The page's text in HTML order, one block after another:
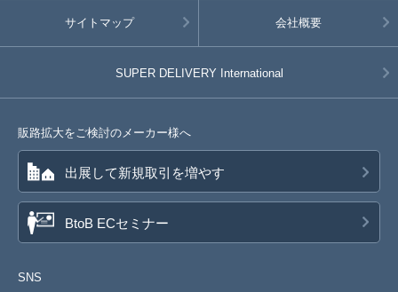
参考上代 オープンプライス
SD品番：11512428S108 / メーカー品番：943-01
参考上代 オープンプライス
SOLD OUT
SD品番：11512428S109 / メーカー品番：943-01
10-6 ベージュB 120㎝
参考上代
サイトマップ 会社概要
SUPER DELIVERY International
販路拡大をご検討のメーカー様へ
出展して新規取引を増やす
BtoB ECセミナー
SNS